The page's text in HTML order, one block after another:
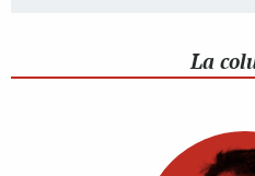
La